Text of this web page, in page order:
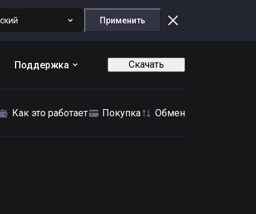
Применить
Поддержка Скачать
Как это работает Покупка Обмен